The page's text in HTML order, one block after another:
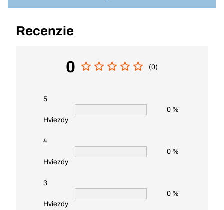
Recenzie
0 (0)
5
Hviezdy
0 %
4
Hviezdy
0 %
3
Hviezdy
0 %